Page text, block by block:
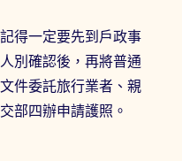
得一定要先到戶政事
別確認後，再將普通
件委託旅行業者、親
部四辦申請護照。